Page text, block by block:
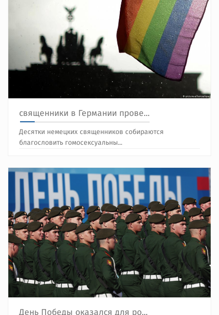
священники в Германии прове...
Десятки немецких священников собираются
благословить гомосексуальны...
День Победы оказался для ро...